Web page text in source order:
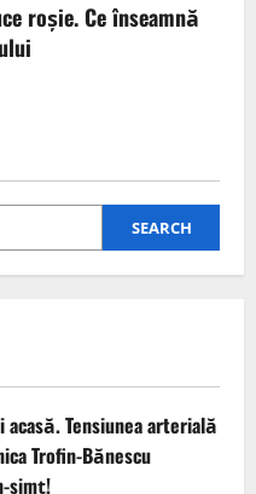
roșie. Ce înseamnă
SEARCH
Tensiunea arterială
Trofin-Bănescu
simț!